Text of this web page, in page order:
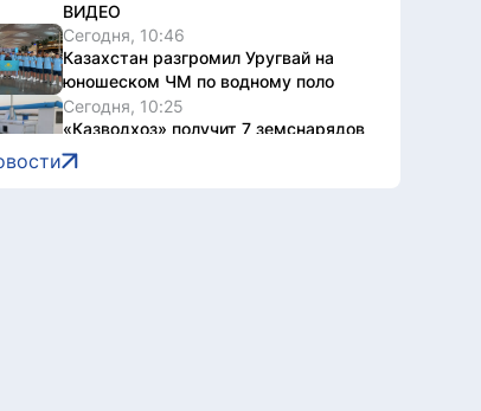
ВИДЕО
Сегодня, 10:46
Казахстан разгромил Уругвай на
юношеском ЧМ по водному поло
Сегодня, 10:25
«Казводхоз» получит 7 земснарядов
и катер-буксир